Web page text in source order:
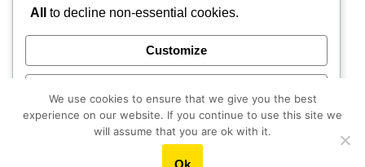
February 2020
December 2019
November 2019
October 2019
All
to decline non-essential cookies.
Customize
Accept All
We use cookies to ensure that we give you the best
experience on our website. If you continue to use this site we
will assume that you are ok with it.
Ok